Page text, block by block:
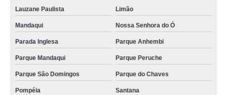
Lauzane Paulista Limão
Mandaqui Nossa Senhora do Ó
Parada Inglesa Parque Anhembi
Parque Mandaqui Parque Peruche
Parque São Domingos Parque do Chaves
Pompéia Santana